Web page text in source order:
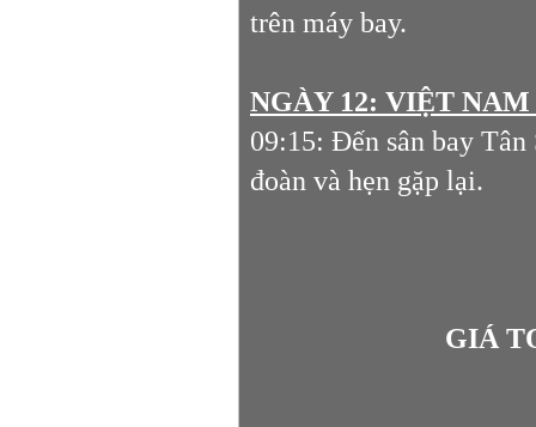
trên máy bay.
NGÀY 12: VIỆT NAM
09:15: Đến sân bay
đoàn và hẹn gặp lại.
GIÁ